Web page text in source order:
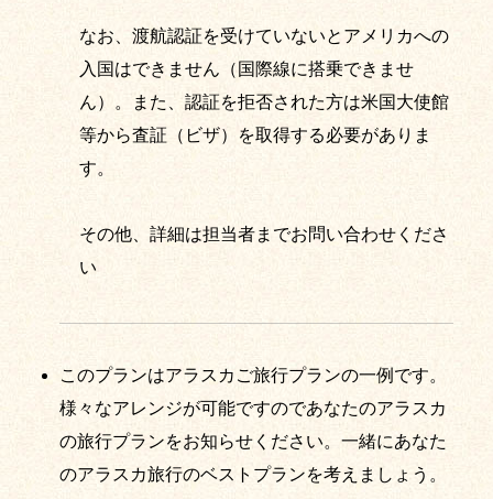
なお、渡航認証を受けていないとアメリカへの
入国はできません（国際線に搭乗できませ
ん）。また、認証を拒否された方は米国大使館
等から査証（ビザ）を取得する必要がありま
す。
その他、詳細は担当者までお問い合わせくださ
い
このプランはアラスカご旅行プランの一例です。
様々なアレンジが可能ですのであなたのアラスカ
の旅行プランをお知らせください。一緒にあなた
のアラスカ旅行のベストプランを考えましょう。